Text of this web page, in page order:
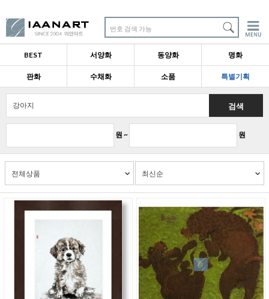
번호 검색 가능
BEST 서양화 동양화 명화
판화 수채화 소품 특별기획
원 ~ 원
검색